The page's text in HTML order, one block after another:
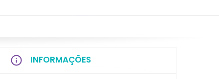
INFORMAÇÕES